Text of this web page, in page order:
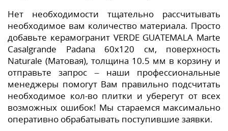
Нет необходимости тщательно рассчитывать
необходимое вам количество материала. Просто
добавьте керамогранит VERDE GUATEMALA Marte
Casalgrande Padana 60x120 см, поверхность
Naturale (Матовая), толщина 10.5 мм в корзину и
отправьте запрос – наши профессиональные
менеджеры помогут Вам правильно подсчитать
необходимое кол-во плитки и уберегут от всех
возможных ошибок! Мы стараемся максимально
оперативно обрабатывать поступившие заявки.